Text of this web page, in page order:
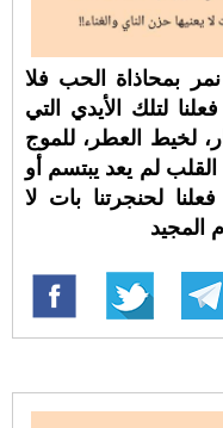
نمر بمحاذاة الحب فلا
لتلك الأيدي التي
لخيط العطر، للموج
لم يعد يبتسم أو
لحنجرتنا بات لا
المجيد